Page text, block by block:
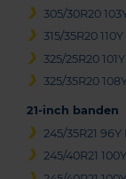
305/30R20
315/35R20
325/25R20
325/35R20
21-inch banden
245/35R21
245/40R21